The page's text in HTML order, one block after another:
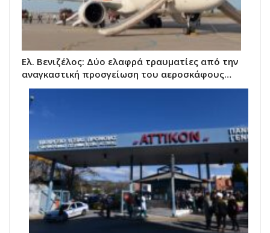
Ελ. Βενιζέλος: Δύο ελαφρά τραυματίες από την
αναγκαστική προσγείωση του αεροσκάφους…